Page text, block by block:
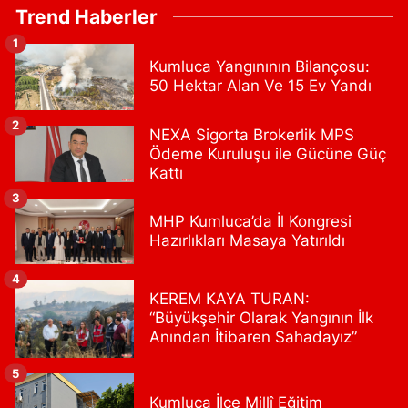
Erenköy Mahallesi Kantarcırıza Sokak No:23 B
0 (543) 576 82 04
Serenay Eczanesi
Mimar Sinan Merkez Mahallesi Bayar Sokak No:35 A MİMARSİNAN
DEVLET HASTANESİNİN ÜST GEÇİDİNDEN KARŞI YOLA GEÇİNCE
200M YÜRÜME MESAFESİ
0 (551) 362 34 77 Yol Tarifi Al
Ümit Eczanesi
Merkez Mahallesi Eski Edirne Cad. No:1175 A Arnavutköy Tıp
Merkezi bitişiği. Faruk Güllüoğlu ve Flo ayakkabıcılık karşısı.
Arnavutkoy Devlet Hastahanesine 1 dakika yürüme mesafesi
0 (541) 342 54 90 Yol Tarifi Al
Nihal Eczanesi
Sütlüce Mahallesi Talip Paşa Sokak 14 Sağlık Ocağına Paralel
Sokakta Bademlik Cami Karşısı
Trend Haberler
Kumluca Yangınının Bilançosu:
50 Hektar Alan Ve 15 Ev Yandı
1
NEXA Sigorta Brokerlik MPS
Ödeme Kuruluşu ile Gücüne Güç
Kattı
2
MHP Kumluca’da İl Kongresi
Hazırlıkları Masaya Yatırıldı
3
KEREM KAYA TURAN:
“Büyükşehir Olarak Yangının İlk
Anından İtibaren Sahadayız”
4
Kumluca İlçe Millî Eğitim
5